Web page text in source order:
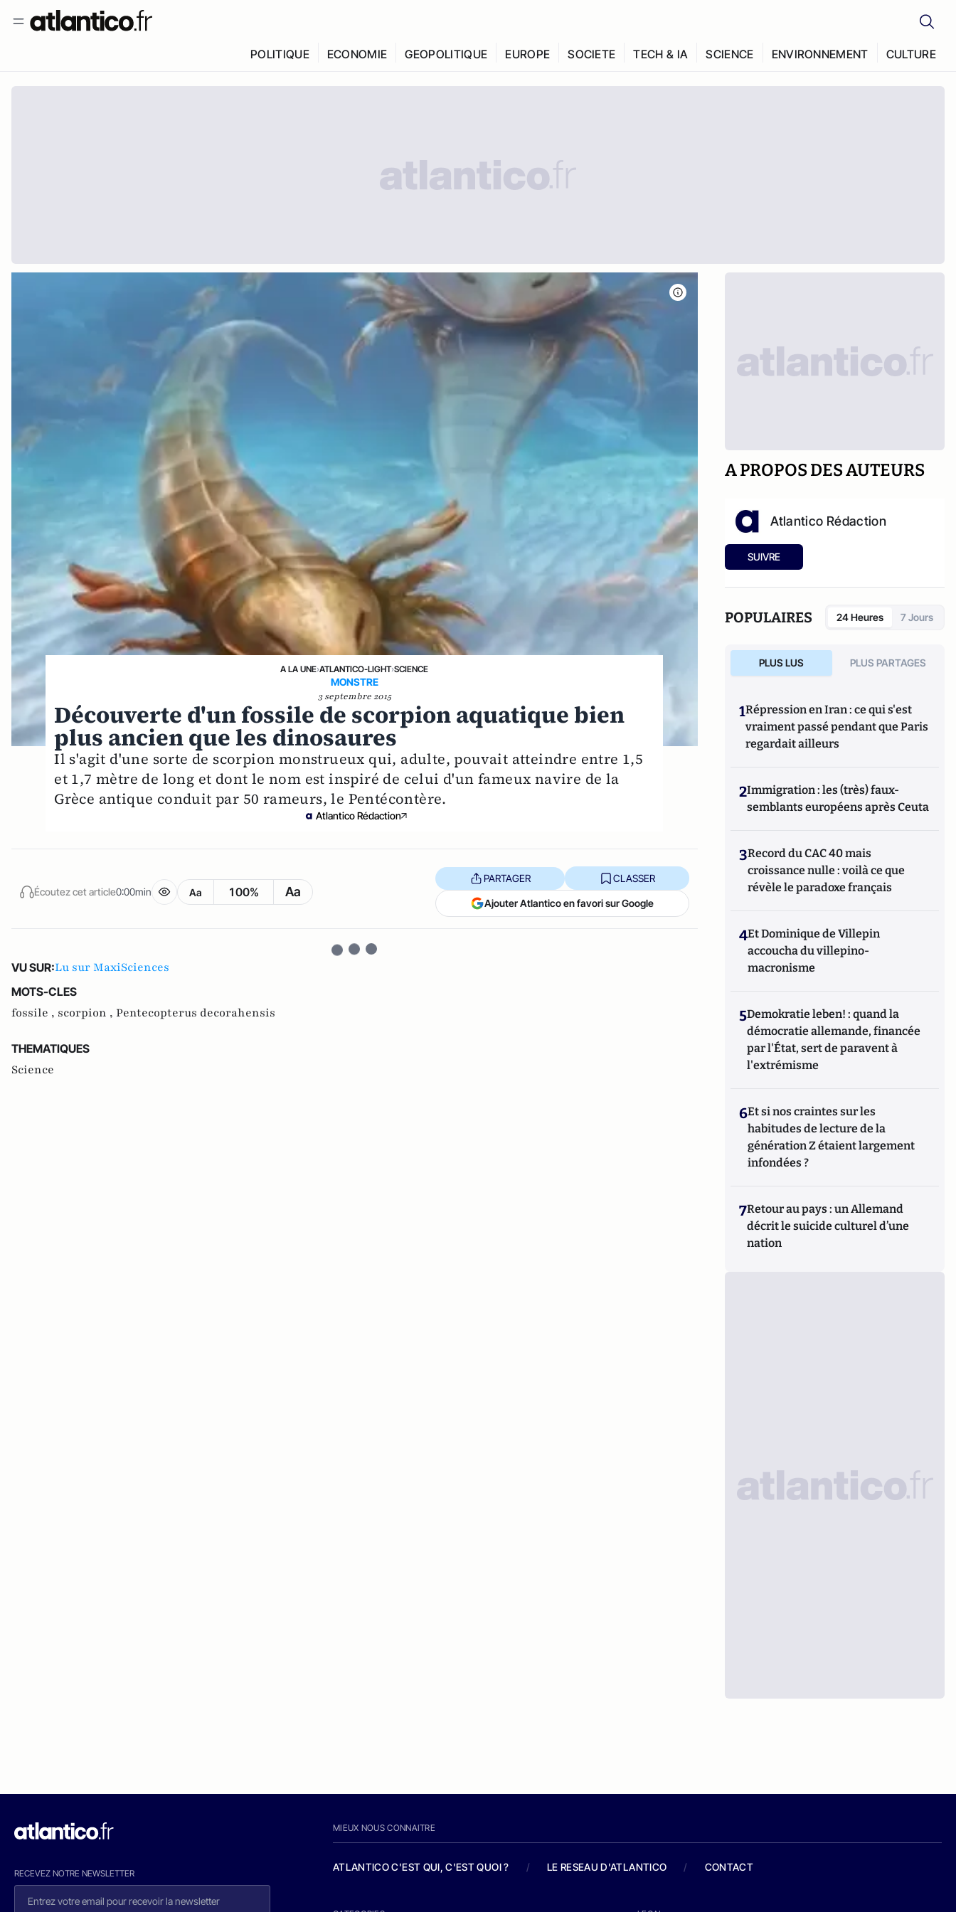
POLITIQUE ECONOMIE GEOPOLITIQUE EUROPE SOCIETE TECH & IA SCIENCE ENVIRONNEMENT CULTURE
A LA UNE›ATLANTICO-LIGHT›SCIENCE
MONSTRE
3 septembre 2015
Découverte d'un fossile de scorpion aquatique bien
plus ancien que les dinosaures
Il s'agit d'une sorte de scorpion monstrueux qui, adulte, pouvait atteindre entre 1,5
et 1,7 mètre de long et dont le nom est inspiré de celui d'un fameux navire de la
Grèce antique conduit par 50 rameurs, le Pentécontère.
Atlantico Rédaction
Écoutez cet article0:00min Aa 100% Aa
PARTAGER CLASSER
Ajouter Atlantico en favori sur Google
VU SUR:Lu sur MaxiSciences
MOTS-CLES
fossile , scorpion , Pentecopterus decorahensis
THEMATIQUES
Science
A PROPOS DES AUTEURS
Atlantico Rédaction
SUIVRE
POPULAIRES 24 Heures 7 Jours
PLUS LUS PLUS PARTAGES
1Répression en Iran : ce qui s'est
vraiment passé pendant que Paris
regardait ailleurs
2Immigration : les (très) faux-
semblants européens après Ceuta
3Record du CAC 40 mais
croissance nulle : voilà ce que
révèle le paradoxe français
4Et Dominique de Villepin
accoucha du villepino-
macronisme
5Demokratie leben! : quand la
démocratie allemande, financée
par l'État, sert de paravent à
l'extrémisme
6Et si nos craintes sur les
habitudes de lecture de la
génération Z étaient largement
infondées ?
7Retour au pays : un Allemand
décrit le suicide culturel d’une
nation
RECEVEZ NOTRE NEWSLETTER
MIEUX NOUS CONNAITRE
ATLANTICO C'EST QUI, C'EST QUOI ? / LE RESEAU D'ATLANTICO / CONTACT